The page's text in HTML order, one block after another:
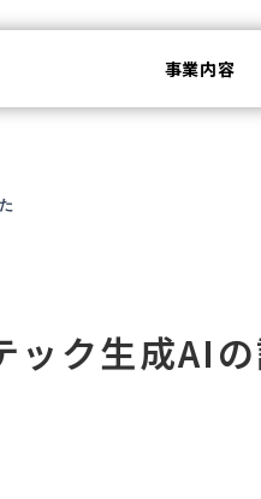
事業内容
ック生成AI